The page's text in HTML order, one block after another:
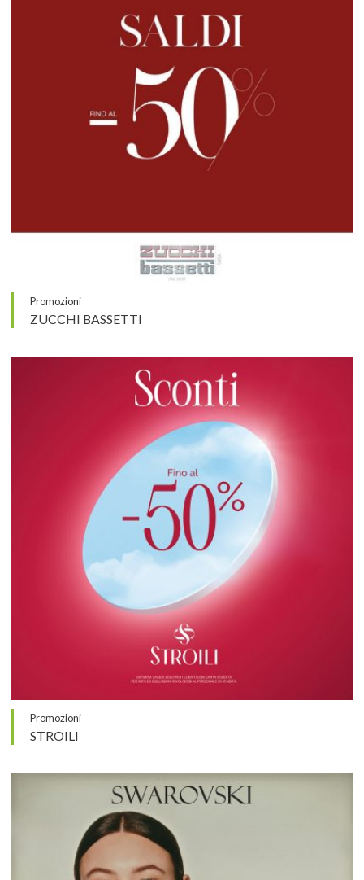
Promozioni
ZUCCHI BASSETTI
Promozioni
STROILI